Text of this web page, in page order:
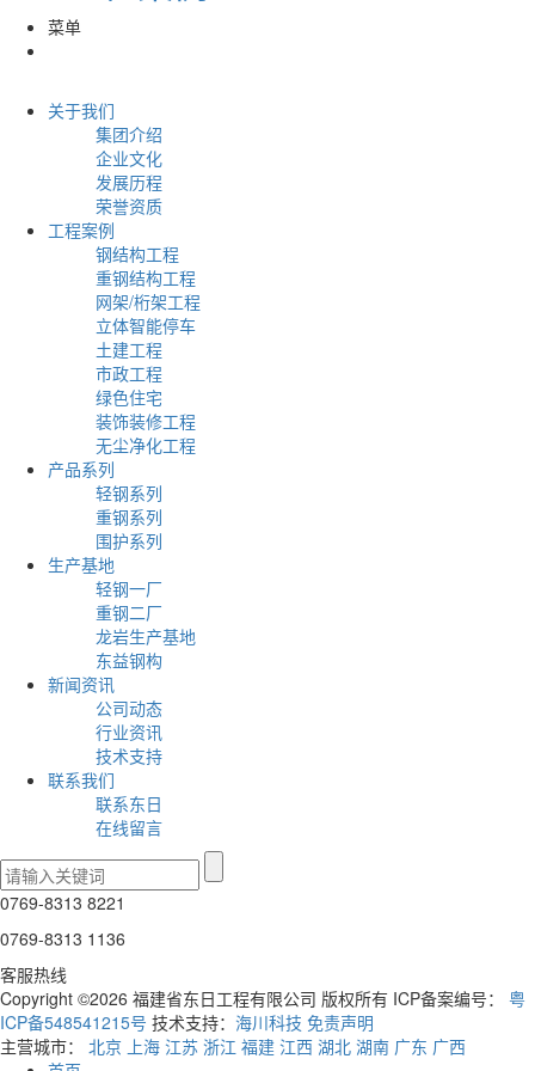
菜单
关于我们
集团介绍
企业文化
发展历程
荣誉资质
工程案例
钢结构工程
重钢结构工程
网架/桁架工程
立体智能停车
土建工程
市政工程
绿色住宅
装饰装修工程
无尘净化工程
产品系列
轻钢系列
重钢系列
围护系列
生产基地
轻钢一厂
重钢二厂
龙岩生产基地
东益钢构
新闻资讯
公司动态
行业资讯
技术支持
联系我们
联系东日
在线留言
0769-8313 8221
0769-8313 1136
客服热线
Copyright ©2026 福建省东日工程有限公司 版权所有 ICP备案编号： 粤
ICP备548541215号 技术支持： 海川科技 免责声明
主营城市： 北京 上海 江苏 浙江 福建 江西 湖北 湖南 广东 广西